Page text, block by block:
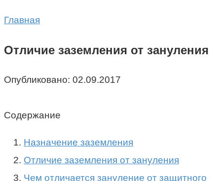
Главная
Отличие заземления от зануления
Опубликовано: 02.09.2017
Содержание
Назначение заземления
Отличие заземления от зануления
Чем отличается зануление от защитного